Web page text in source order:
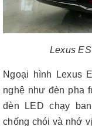
Lexus
Ngoại hình Lexus
nghệ như đèn pha
đèn LED chạy
chống chói và nhớ